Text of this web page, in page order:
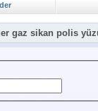
gaz sikan polis